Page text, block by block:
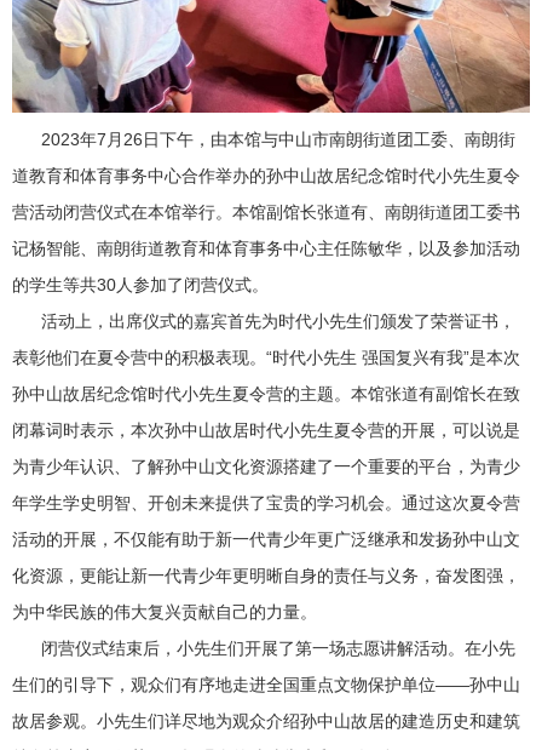
2023年7月26日下午，由本馆与中山市南朗街道团工委、南朗街
道教育和体育事务中心合作举办的孙中山故居纪念馆时代小先生夏令
营活动闭营仪式在本馆举行。本馆副馆长张道有、南朗街道团工委书
记杨智能、南朗街道教育和体育事务中心主任陈敏华，以及参加活动
的学生等共30人参加了闭营仪式。
活动上，出席仪式的嘉宾首先为时代小先生们颁发了荣誉证书，
表彰他们在夏令营中的积极表现。“时代小先生 强国复兴有我”是本次
孙中山故居纪念馆时代小先生夏令营的主题。本馆张道有副馆长在致
闭幕词时表示，本次孙中山故居时代小先生夏令营的开展，可以说是
为青少年认识、了解孙中山文化资源搭建了一个重要的平台，为青少
年学生学史明智、开创未来提供了宝贵的学习机会。通过这次夏令营
活动的开展，不仅能有助于新一代青少年更广泛继承和发扬孙中山文
化资源，更能让新一代青少年更明晰自身的责任与义务，奋发图强，
为中华民族的伟大复兴贡献自己的力量。
闭营仪式结束后，小先生们开展了第一场志愿讲解活动。在小先
生们的引导下，观众们有序地走进全国重点文物保护单位——孙中山
故居参观。小先生们详尽地为观众介绍孙中山故居的建造历史和建筑